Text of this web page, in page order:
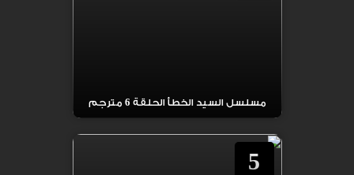
مسلسل السيد الخطأ الحلقة 6 مترجم
5